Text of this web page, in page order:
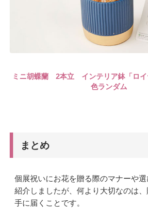
ミニ胡蝶蘭 2本立 インテリア鉢「ロ
色ランダム
まとめ
個展祝いにお花を贈る際のマナーや
紹介しましたが、何より大切なのは
手に届くことです。